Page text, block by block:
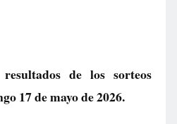
de los sorteos
17 de mayo de 2026.